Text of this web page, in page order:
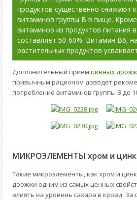
продуктов существенно снижают
витаминов группы В в пище.
витаминов из продуктов питания
составляет 50-60%. Витамин В6,
растительных продуктов
Дополнительный прием пивных
привычным рационом доведет
потребление витаминов группы В до
МИКРОЭЛЕМЕНТЫ хром и цинк
Такие микроэлементы, как хром и
дрожжи одним из самых ценных
влиять на уровень сахара в крови. За